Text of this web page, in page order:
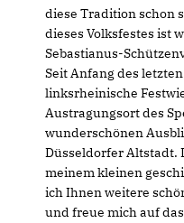
diese Tradition schon
dieses Volksfestes ist
Sebastianus-
Seit Anfang des
linksrheinische
Austragungsort des
wunderschönen
Düsseldorfer Altstadt.
meinem kleinen
ich Ihnen weitere
und freue mich auf